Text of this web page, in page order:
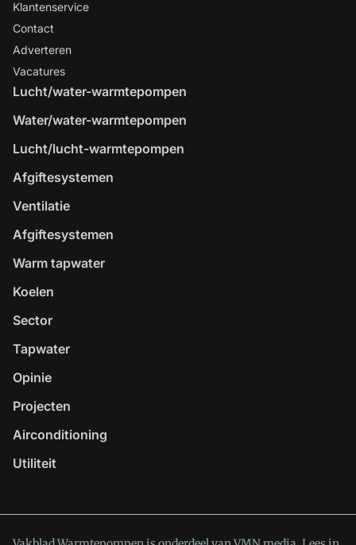
Klantenservice
Contact
Adverteren
Vacatures
Lucht/water-warmtepompen
Water/water-warmtepompen
Lucht/lucht-warmtepompen
Afgiftesystemen
Ventilatie
Afgiftesystemen
Warm tapwater
Koelen
Sector
Tapwater
Opinie
Projecten
Airconditioning
Utiliteit